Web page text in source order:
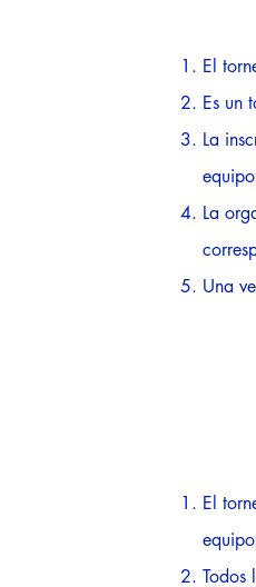
El
Es un
La
La
Una
El
Todos